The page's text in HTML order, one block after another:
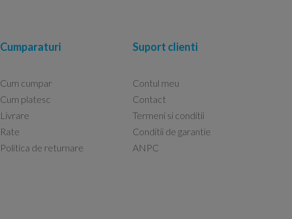
Capacele Grohe sunt de bună calitate și se
Marius -08.02.2026
Cumparaturi
Cum cumpar
Cum platesc
Livrare
Rate
Politica de returnare
Suport clienti
Contul meu
Contact
Termeni si conditii
Conditii de garantie
ANPC